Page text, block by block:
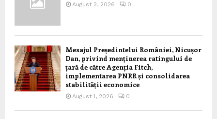
August 2, 2026 0
Mesajul Președintelui României, Nicușor
Dan, privind menținerea ratingului de
țară de către Agenția Fitch,
implementarea PNRR și consolidarea
stabilității economice
August 1, 2026 0